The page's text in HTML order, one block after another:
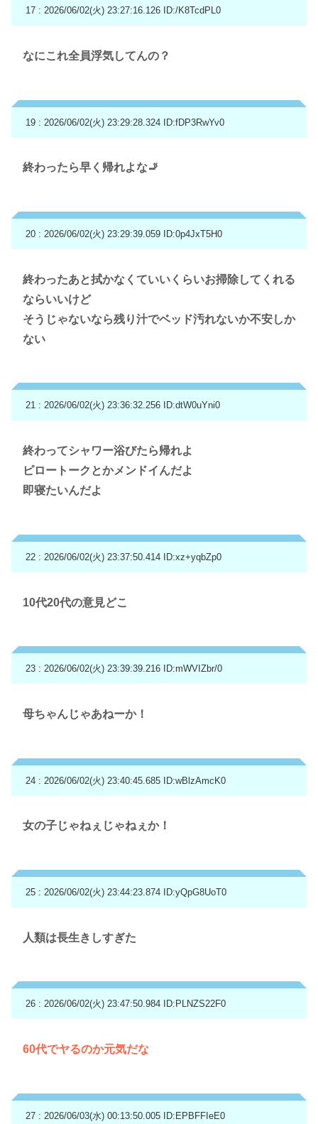
17 : 2026/06/02(火) 23:27:16.126 ID:/K8TcdPL0
なにこれ全員浮気してんの？
19 : 2026/06/02(火) 23:29:28.324 ID:fDP3RwYv0
終わったら早く帰れよな🚬
20 : 2026/06/02(火) 23:29:39.059 ID:0p4JxT5H0
終わったあと拭かなくていいくらいお掃除してくれる
ならいいけど
そうじゃないなら残り汁でベッド汚れないか不安しか
ない
21 : 2026/06/02(火) 23:36:32.256 ID:dtW0uYni0
終わってシャワー浴びたら帰れよ
ピロートークとかメンドイんだよ
即寝たいんだよ
22 : 2026/06/02(火) 23:37:50.414 ID:xz+yqbZp0
10代20代の意見どこ
23 : 2026/06/02(火) 23:39:39.216 ID:mWVIZbr/0
母ちゃんじゃあねーか！
24 : 2026/06/02(火) 23:40:45.685 ID:wBlzAmcK0
女の子じゃねぇじゃねぇか！
25 : 2026/06/02(火) 23:44:23.874 ID:yQpG8UoT0
人類は長生きしすぎた
26 : 2026/06/02(火) 23:47:50.984 ID:PLNZS22F0
60代でヤるのか元気だな
27 : 2026/06/03(水) 00:13:50.005 ID:EPBFFIeE0